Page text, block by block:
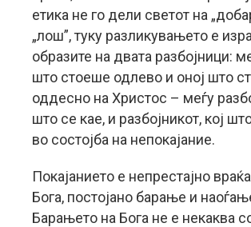
етика не го дели светот на
„лош”, туку разликувањето е
образите на двата разбојници:
што стоеше одлево и оној што
оддесно на Христос – меѓу
што се кае, и разбојникот, кој
во состојба на непокајание.
Покајанието е непрестајно
Бога, постојано барање и
Барањето на Бога не е некаква